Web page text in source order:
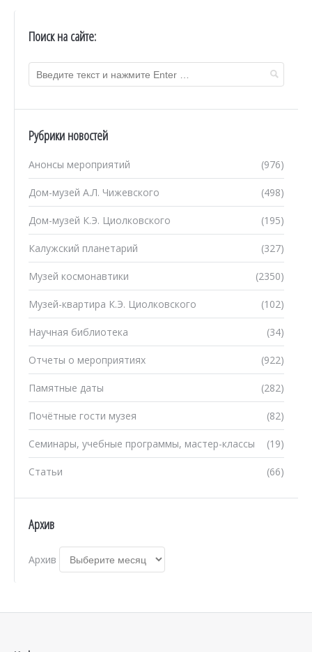
Поиск на сайте:
Рубрики новостей
(976)
Анонсы мероприятий
(498)
Дом-музей А.Л. Чижевского
(195)
Дом-музей К.Э. Циолковского
(327)
Калужский планетарий
(2350)
Музей космонавтики
(102)
Музей-квартира К.Э. Циолковского
(34)
Научная библиотека
(922)
Отчеты о мероприятиях
(282)
Памятные даты
(82)
Почётные гости музея
(19)
Семинары, учебные программы, мастер-классы
(66)
Статьи
Архив
Архив